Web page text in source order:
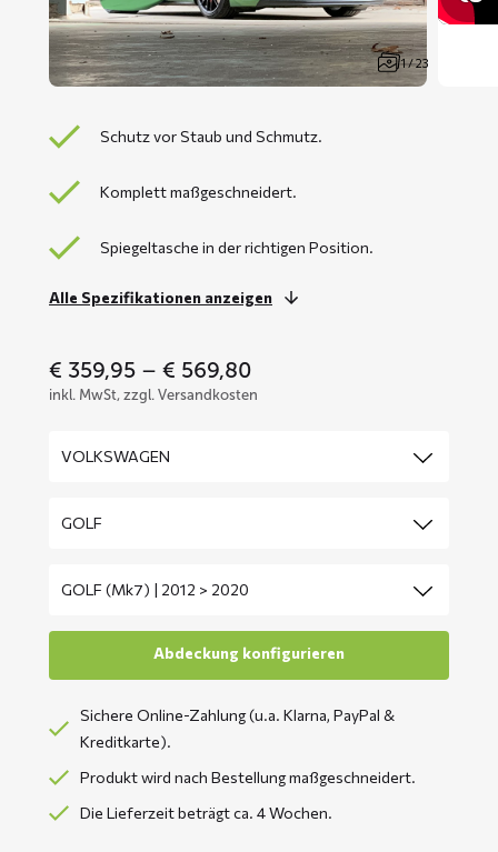
1 / 23
Schutz vor Staub und Schmutz.
Komplett maßgeschneidert.
Spiegeltasche in der richtigen Position.
Alle Spezifikationen anzeigen
€ 359,95 – € 569,80
range:
inkl. MwSt, zzgl. Versandkosten
Sichere Online-Zahlung (u.a. Klarna, PayPal &
Kreditkarte).
Produkt wird nach Bestellung maßgeschneidert.
Die Lieferzeit beträgt ca. 4 Wochen.